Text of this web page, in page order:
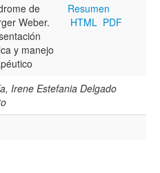
de
Weber.
y manejo
Resumen
HTML PDF
Irene Estefania Delgado